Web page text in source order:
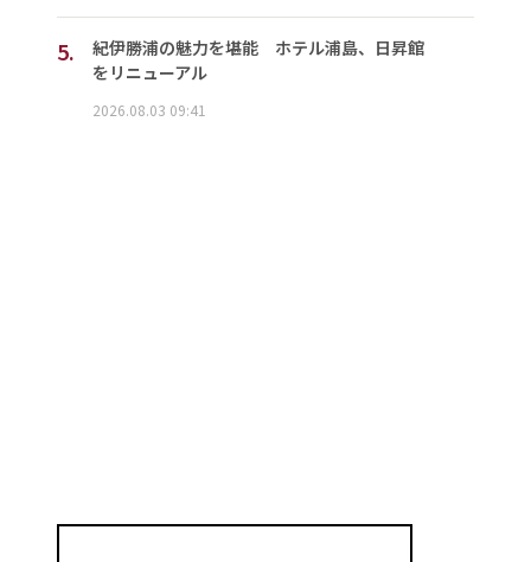
5.
紀伊勝浦の魅力を堪能 ホテル浦島、日昇館
をリニューアル
2026.08.03 09:41